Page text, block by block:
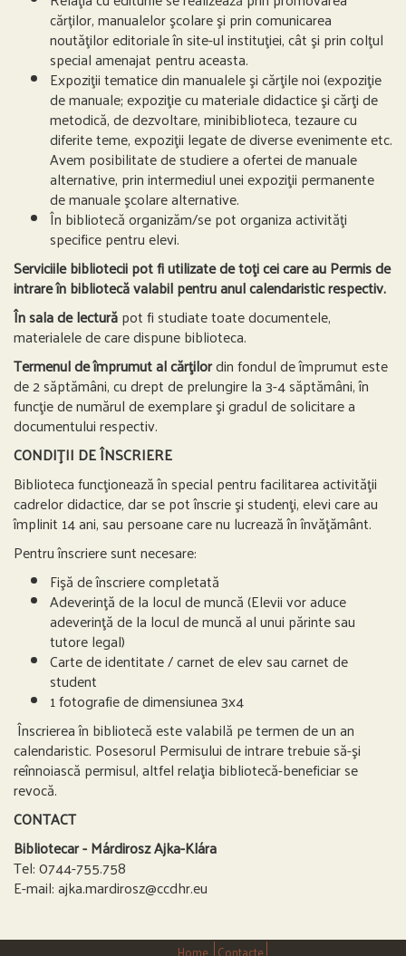
cărților, manualelor şcolare şi prin comunicarea
noutăţilor editoriale în site-ul instituţiei, cât şi prin colţul
special amenajat pentru aceasta.
Expoziţii tematice din manualele şi cărţile noi (expoziţie
de manuale; expoziţie cu materiale didactice şi cărţi de
metodică, de dezvoltare, minibiblioteca, tezaure cu
diferite teme, expoziţii legate de diverse evenimente etc.
Avem posibilitate de studiere a ofertei de manuale
alternative, prin intermediul unei expoziţii permanente
de manuale şcolare alternative.
În bibliotecă organizăm/se pot organiza activităţi
specifice pentru elevi.
Serviciile bibliotecii pot fi utilizate de toţi cei care au Permis de
intrare în bibliotecă valabil pentru anul calendaristic respectiv.
În sala de lecturăpot fi studiate toate documentele,
materialele de care dispune biblioteca.
Termenul de împrumut al cărţilordin fondul de împrumut este
de 2 săptămâni, cu drept de prelungire la 3-4 săptămâni, în
funcţie de numărul de exemplare şi gradul de solicitare a
documentului respectiv.
CONDIŢII DE ÎNSCRIERE
Biblioteca funcţionează în special pentru facilitarea activităţii
cadrelor didactice, dar se pot înscrie şi studenţi, elevi care au
împlinit 14 ani, sau persoane care nu lucrează în învăţământ.
Pentru înscriere sunt necesare:
Fişă de înscriere completată
Adeverinţă de la locul de muncă (Elevii vor aduce
adeverinţă de la locul de muncă al unui părinte sau
tutore legal)
Carte de identitate / carnet de elev sau carnet de
student
1 fotografie de dimensiunea 3x4
Înscrierea în bibliotecă este valabilă pe termen de un an
calendaristic. Posesorul Permisului de intrare trebuie să-şi
reînnoiască permisul, altfel relaţia bibliotecă-beneficiar se
revocă.
CONTACT
Bibliotecar - Márdirosz Ajka-Klára
Tel: 0744-755.758
E-mail: ajka.mardirosz@ccdhr.eu
Home Contacte